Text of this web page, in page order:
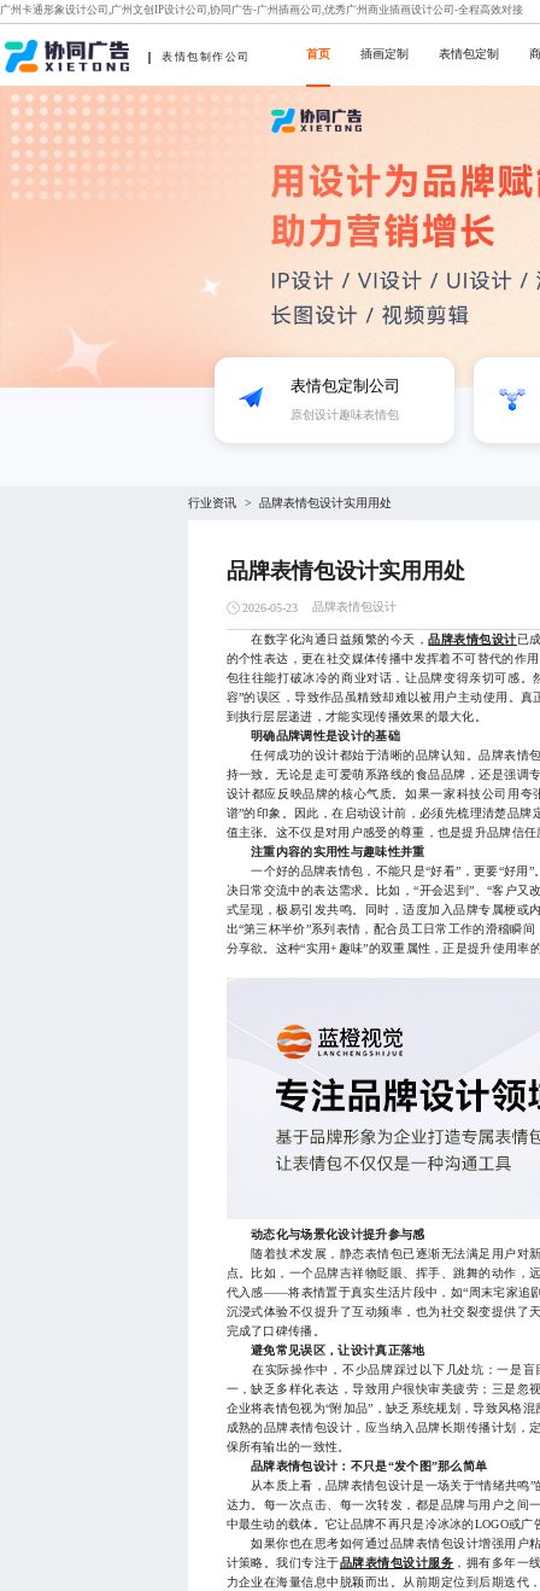
广州卡通形象设计公司,广州文创IP设计公司,协同广告-广州插画公司,优秀广州商业插画设计公司-全程高效对接
表情包制作公司 首页 插画定制 表情包定制
表情包定制公司
原创设计趣味表情包
行业资讯 > 品牌表情包设计实用用处
品牌表情包设计实用用处
2026-05-23 品牌表情包设计
在数字化沟通日益频繁的今天，品牌表情包设计已
的个性表达，更在社交媒体传播中发挥着不可替代的作
包往往能打破冰冷的商业对话，让品牌变得亲切可感
容”的误区，导致作品虽精致却难以被用户主动使用。
到执行层层递进，才能实现传播效果的最大化。
明确品牌调性是设计的基础
任何成功的设计都始于清晰的品牌认知。品牌表情
持一致。无论是走可爱萌系路线的食品品牌，还是强调
设计都应反映品牌的核心气质。如果一家科技公司用
谱”的印象。因此，在启动设计前，必须先梳理清楚品
值主张。这不仅是对用户感受的尊重，也是提升品牌信
注重内容的实用性与趣味性并重
一个好的品牌表情包，不能只是“好看”，更要“好用”
决日常交流中的表达需求。比如，“开会迟到”、“客户又
式呈现，极易引发共鸣。同时，适度加入品牌专属梗或
出“第三杯半价”系列表情，配合员工日常工作的滑稽瞬
分享欲。这种“实用+趣味”的双重属性，正是提升使用率
动态化与场景化设计提升参与感
随着技术发展，静态表情包已逐渐无法满足用户对
点。比如，一个品牌吉祥物眨眼、挥手、跳舞的动作，
代入感——将表情置于真实生活片段中，如“周末宅家追
沉浸式体验不仅提升了互动频率，也为社交裂变提供了
完成了口碑传播。
避免常见误区，让设计真正落地
在实际操作中，不少品牌踩过以下几处坑：一是盲
一，缺乏多样化表达，导致用户很快审美疲劳；三是忽
企业将表情包视为“附加品”，缺乏系统规划，导致风格
成熟的品牌表情包设计，应当纳入品牌长期传播计划，
保所有输出的一致性。
品牌表情包设计：不只是“发个图”那么简单
从本质上看，品牌表情包设计是一场关于“情绪共鸣”
达力。每一次点击、每一次转发，都是品牌与用户之间
中最生动的载体。它让品牌不再只是冷冰冰的LOGO或
如果你也在思考如何通过品牌表情包设计增强用户
计策略。我们专注于品牌表情包设计服务 ，拥有多年一
力企业在海量信息中脱颖而出。从前期定位到后期迭代